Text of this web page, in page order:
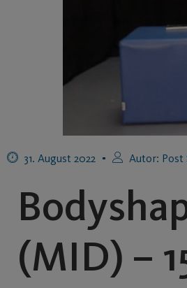
31. August 2022 Autor: Post
(MID) –